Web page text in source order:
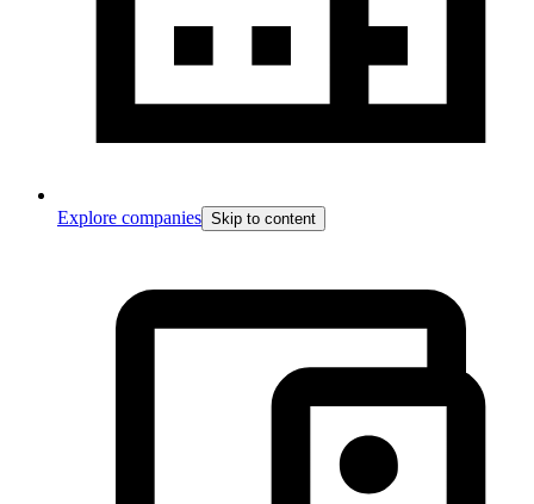
Explore companies Skip to content